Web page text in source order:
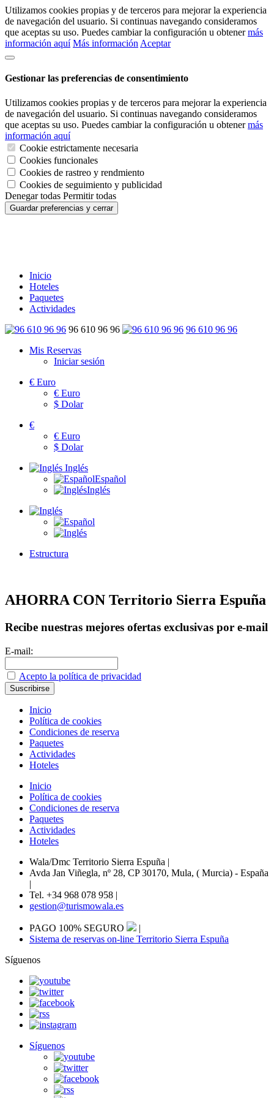
Utilizamos cookies propias y de terceros para mejorar la experiencia
de navegación del usuario. Si continuas navegando consideramos
que aceptas su uso. Puedes cambiar la configuración u obtenermás
información aquí Más información Aceptar
Gestionar las preferencias de consentimiento
Utilizamos cookies propias y de terceros para mejorar la experiencia
de navegación del usuario. Si continuas navegando consideramos
que aceptas su uso. Puedes cambiar la configuración u obtenermás
información aquí
Cookie estrictamente necesaria
Cookies funcionales
Cookies de rastreo y rendmiento
Cookies de seguimiento y publicidad
Denegar todas Permitir todas
Guardar preferencias y cerrar
Inicio
Hoteles
Paquetes
Actividades
96 610 96 96
96 610 96 96
Mis Reservas
Iniciar sesión
€ Euro
€ Euro
$ Dolar
€
€ Euro
$ Dolar
Inglés
Español
Inglés
Estructura
AHORRA CON Territorio Sierra Espuña
Recibe nuestras mejores ofertas exclusivas por e-mail
E-mail:
Acepto la política de privacidad
Inicio
Política de cookies
Condiciones de reserva
Paquetes
Actividades
Hoteles
Inicio
Política de cookies
Condiciones de reserva
Paquetes
Actividades
Hoteles
Wala/Dmc Territorio Sierra Espuña |
Avda Jan Viñegla, nº 28, CP 30170, Mula, ( Murcia) - España
|
Tel. +34 968 078 958 |
gestion@turismowala.es
PAGO 100% SEGURO
|
Sistema de reservas on-line Territorio Sierra Espuña
Síguenos
Síguenos